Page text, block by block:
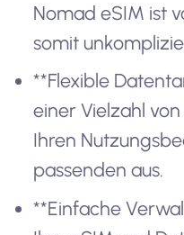
Nomad eSIM ist
somit
**Flexible
einer Vielzahl
Ihren
passenden aus.
**Einfache